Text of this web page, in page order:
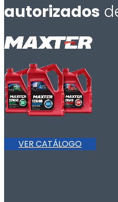
autorizados
VER CATÁLOGO